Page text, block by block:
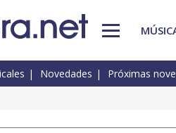
Novedades Próximas